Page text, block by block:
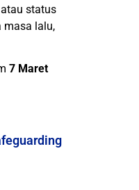
status
masa lalu,
7 Maret